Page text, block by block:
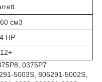
см3
HP
0375P7
5003S, 806291-5002S,